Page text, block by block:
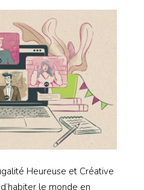
Heureuse et Créative
le monde en